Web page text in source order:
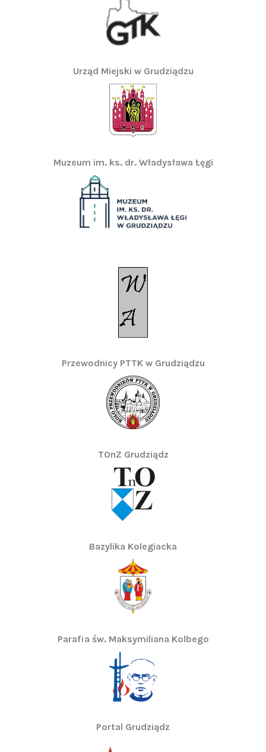
Urząd Miejski w Grudziądzu
Muzeum im. ks. dr. Władysława Łęgi
Przewodnicy PTTK w Grudziądzu
TOnZ Grudziądz
Bazylika Kolegiacka
Parafia św. Maksymiliana Kolbego
Portal Grudziądz